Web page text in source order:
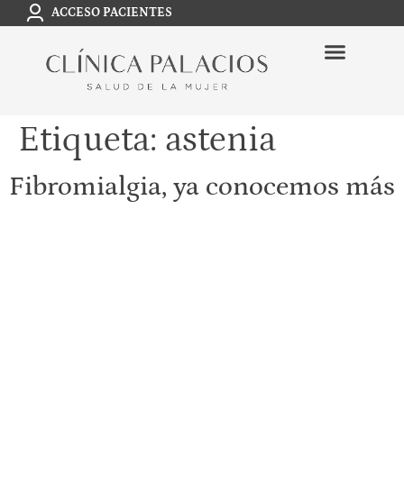
ACCESO PACIENTES
Etiqueta: astenia
Fibromialgia, ya conocemos más